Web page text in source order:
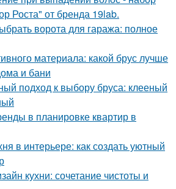
Роста" от бренда 19lab.
ворота для гаража: полное
материала: какой брус лучше
и бани
подход к выбору бруса: клееный
в планировке квартир в
в интерьере: как создать уютный
кухни: сочетание чистоты и